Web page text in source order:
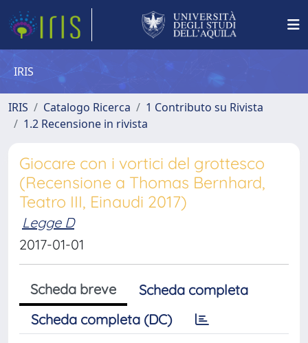
IRIS
IRIS Catalogo Ricerca
1 Contributo su Rivista
1.2 Recensione in rivista
Giocare con i vortici del grottesco
(Recensione a Thomas Bernhard,
Teatro III, Einaudi 2017)
Legge D
2017-01-01
Scheda breve
Scheda completa
Scheda completa (DC)